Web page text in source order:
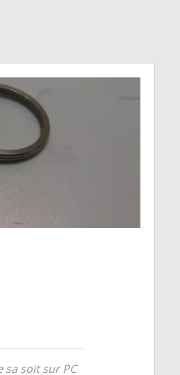
sa soit sur PC